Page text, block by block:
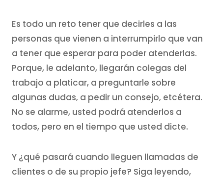
Es todo un reto tener que decirles a las
personas que vienen a interrumpirlo que van
a tener que esperar para poder atenderlas.
Porque, le adelanto, llegarán colegas del
trabajo a platicar, a preguntarle sobre
algunas dudas, a pedir un consejo, etcétera.
No se alarme, usted podrá atenderlos a
todos, pero en el tiempo que usted dicte.
Y ¿qué pasará cuando lleguen llamadas de
clientes o de su propio jefe? Siga leyendo,